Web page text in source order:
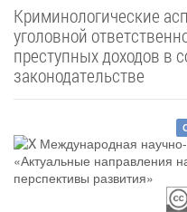
Криминологические
уголовной
преступных доходов в
законодательстве